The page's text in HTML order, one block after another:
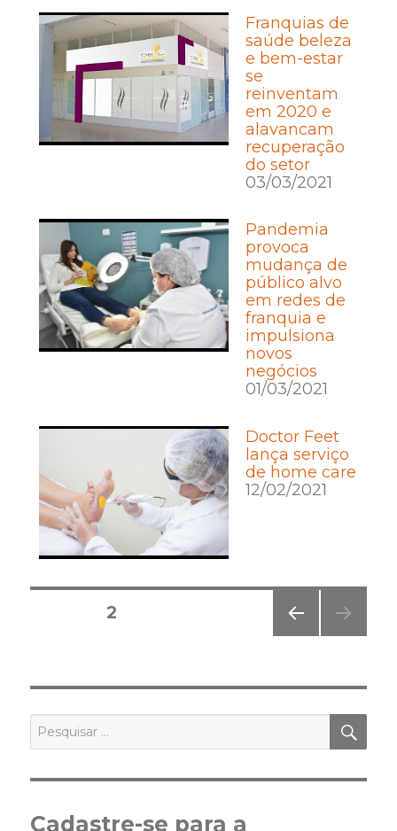
Franquias de
saúde beleza
e bem-estar
se
reinventam
em 2020 e
alavancam
recuperação
do setor
03/03/2021
Pandemia
provoca
mudança de
público alvo
em redes de
franquia e
impulsiona
novos
negócios
01/03/2021
Doctor Feet
lança serviço
de home care
12/02/2021
Posts
ERIO
R
PÁGINA2
por:
Cadastre-se para a